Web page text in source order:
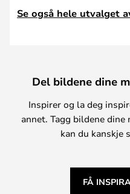
Se også hele utvalget
Del bildene dine
Inspirer og la deg
annet. Tagg bildene dine
kan du kanskje
FÅ